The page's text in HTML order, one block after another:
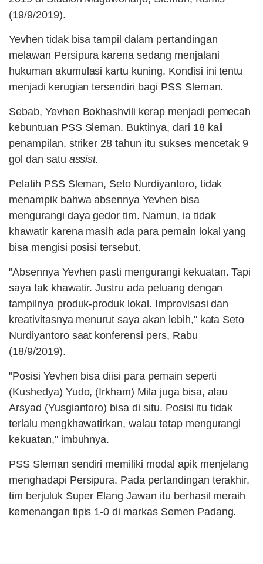
(19/9/2019).
Yevhen tidak bisa tampil dalam pertandingan
melawan Persipura karena sedang menjalani
hukuman akumulasi kartu kuning. Kondisi ini tentu
menjadi kerugian tersendiri bagi PSS Sleman.
Sebab, Yevhen Bokhashvili kerap menjadi pemecah
kebuntuan PSS Sleman. Buktinya, dari 18 kali
penampilan, striker 28 tahun itu sukses mencetak 9
gol dan satu assist.
Pelatih PSS Sleman, Seto Nurdiyantoro, tidak
menampik bahwa absennya Yevhen bisa
mengurangi daya gedor tim. Namun, ia tidak
khawatir karena masih ada para pemain lokal yang
bisa mengisi posisi tersebut.
"Absennya Yevhen pasti mengurangi kekuatan. Tapi
saya tak khawatir. Justru ada peluang dengan
tampilnya produk-produk lokal. Improvisasi dan
kreativitasnya menurut saya akan lebih," kata Seto
Nurdiyantoro saat konferensi pers, Rabu
(18/9/2019).
"Posisi Yevhen bisa diisi para pemain seperti
(Kushedya) Yudo, (Irkham) Mila juga bisa, atau
Arsyad (Yusgiantoro) bisa di situ. Posisi itu tidak
terlalu mengkhawatirkan, walau tetap mengurangi
kekuatan," imbuhnya.
PSS Sleman sendiri memiliki modal apik menjelang
menghadapi Persipura. Pada pertandingan terakhir,
tim berjuluk Super Elang Jawan itu berhasil meraih
kemenangan tipis 1-0 di markas Semen Padang.